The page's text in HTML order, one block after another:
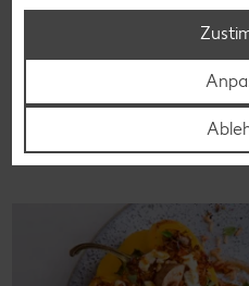
denn es geht auch ohne.
bringen Vielfalt auf den Tisch
Genießer, für die Lunchbox
Rezepte